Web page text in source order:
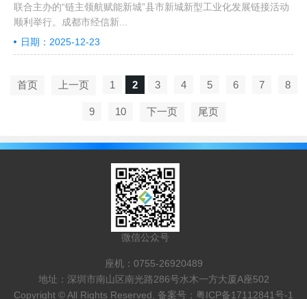
联合主办的“链主领航赋能新城”县市新城新型工业化发展链接活动
顺利举行。成都市经信新...
日期：2025-12-23
首页 上一页 1 2 3 4 5 6 7 8
9 10 下一页 尾页
微信公众号
座机：0755-26920489
地址：深圳市南山区南光路286号水木一方大厦A座502
Copyright © All Rights Reserved. 备案号： 粤ICP备17112841号-1